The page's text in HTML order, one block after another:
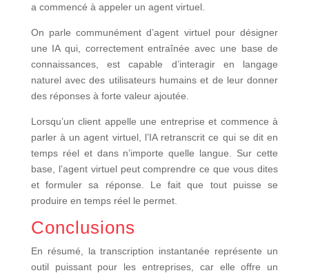
a commencé à appeler un agent virtuel.
On parle communément d’agent virtuel pour désigner
une IA qui, correctement entraînée avec une base de
connaissances, est capable d’interagir en langage
naturel avec des utilisateurs humains et de leur donner
des réponses à forte valeur ajoutée.
Lorsqu’un client appelle une entreprise et commence à
parler à un agent virtuel, l’IA retranscrit ce qui se dit en
temps réel et dans n’importe quelle langue. Sur cette
base, l’agent virtuel peut comprendre ce que vous dites
et formuler sa réponse. Le fait que tout puisse se
produire en temps réel le permet.
Conclusions
En résumé, la transcription instantanée représente un
outil puissant pour les entreprises, car elle offre un